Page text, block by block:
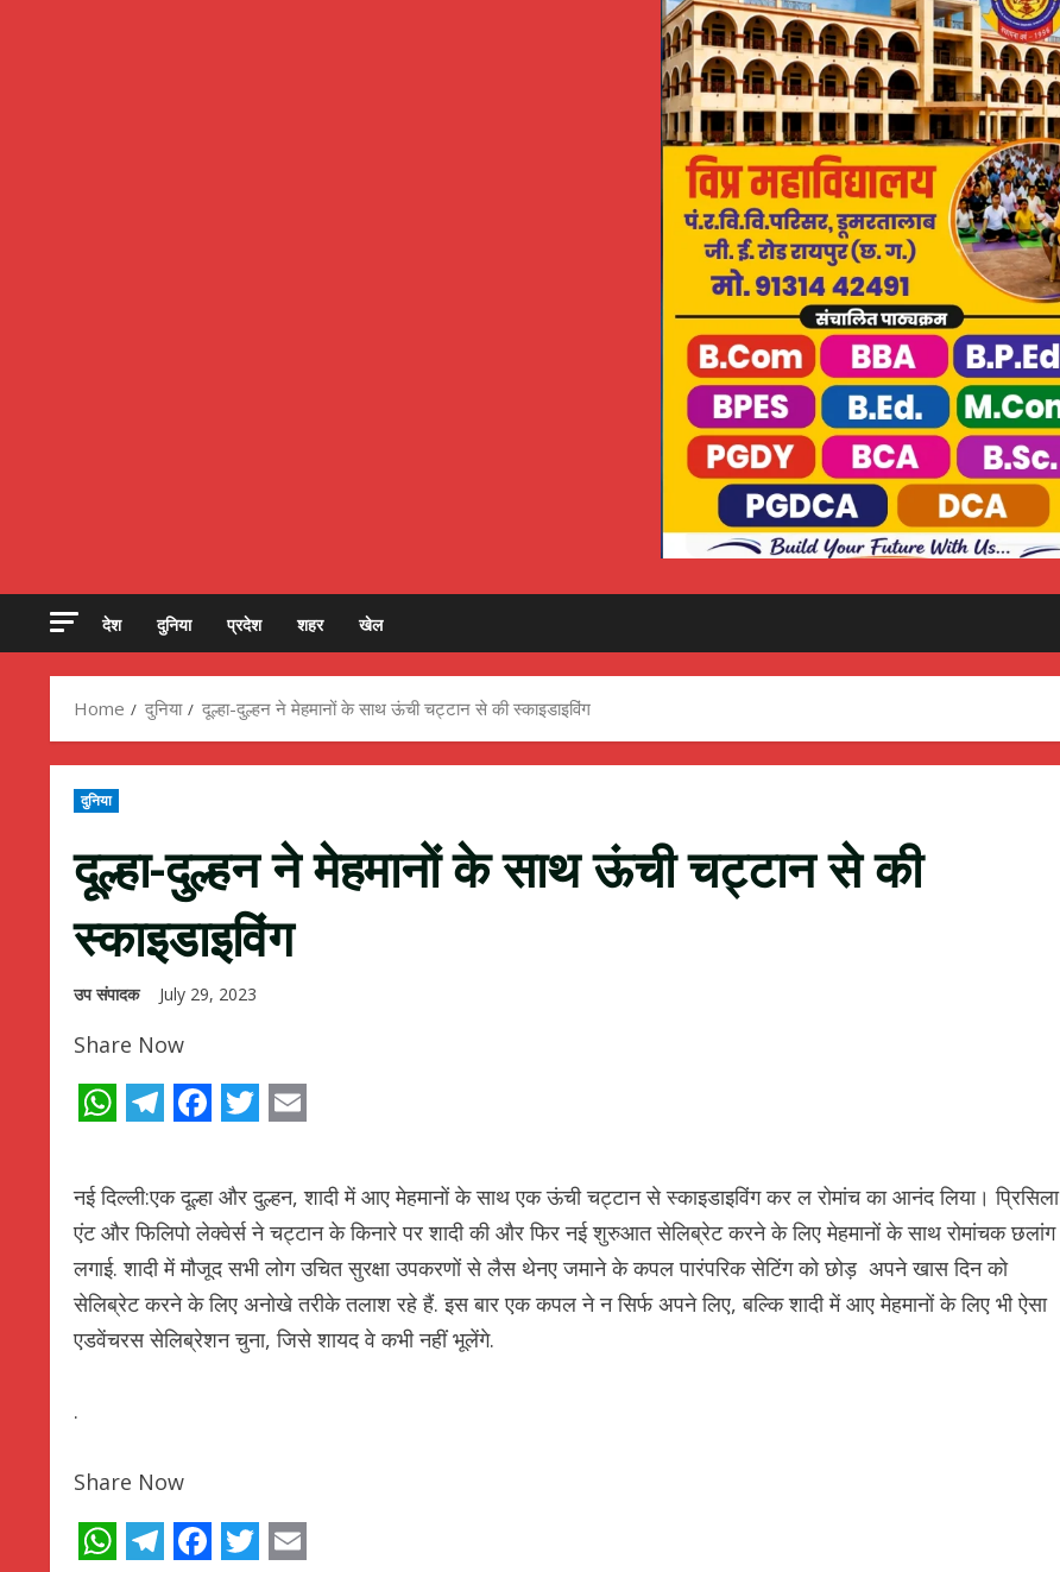
देश दुनिया प्रदेश शहर खेल
Home दुनिया दूल्हा-दुल्हन ने मेहमानों के साथ ऊंची चट्टान से की स्काइडाइविंग
दुनिया
दूल्हा-दुल्हन ने मेहमानों के साथ ऊंची चट्टान से की
स्काइडाइविंग
उप संपादक July 29, 2023
Share Now
नई दिल्ली:एक दूल्हा और दुल्हन, शादी में आए मेहमानों के साथ एक ऊंची चट्टान से स्काइडाइविंग कर ल रोमांच का आनंद लिया। प्रिसिला
एंट और फिलिपो लेक्वेर्स ने चट्टान के किनारे पर शादी की और फिर नई शुरुआत सेलिब्रेट करने के लिए मेहमानों के साथ रोमांचक छलांग
लगाई. शादी में मौजूद सभी लोग उचित सुरक्षा उपकरणों से लैस थेनए जमाने के कपल पारंपरिक सेटिंग को छोड़ अपने खास दिन को
सेलिब्रेट करने के लिए अनोखे तरीके तलाश रहे हैं. इस बार एक कपल ने न सिर्फ अपने लिए, बल्कि शादी में आए मेहमानों के लिए भी ऐसा
एडवेंचरस सेलिब्रेशन चुना, जिसे शायद वे कभी नहीं भूलेंगे.
.
Share Now